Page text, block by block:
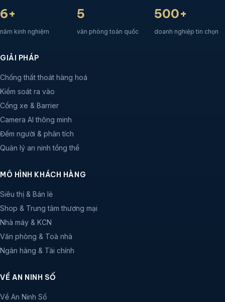
6+
năm kinh nghiệm
5
văn phòng toàn quốc
500+
doanh nghiệp tin chọn
GIẢI PHÁP
Chống thất thoát hàng hoá
Kiểm soát ra vào
Cổng xe & Barrier
Camera AI thông minh
Đếm người & phân tích
Quản lý an ninh tổng thể
MÔ HÌNH KHÁCH HÀNG
Siêu thị & Bán lẻ
Shop & Trung tâm thương mại
Nhà máy & KCN
Văn phòng & Toà nhà
Ngân hàng & Tài chính
VỀ AN NINH SỐ
Về An Ninh Số